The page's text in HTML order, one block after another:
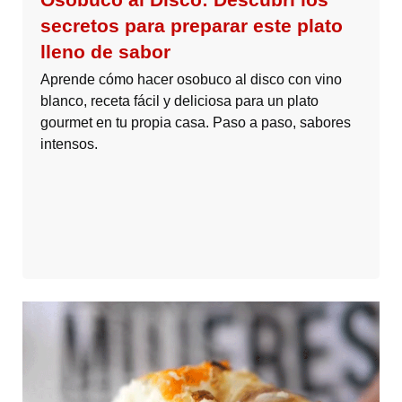
secretos para preparar este plato
lleno de sabor
Aprende cómo hacer osobuco al disco con vino
blanco, receta fácil y deliciosa para un plato
gourmet en tu propia casa. Paso a paso, sabores
intensos.